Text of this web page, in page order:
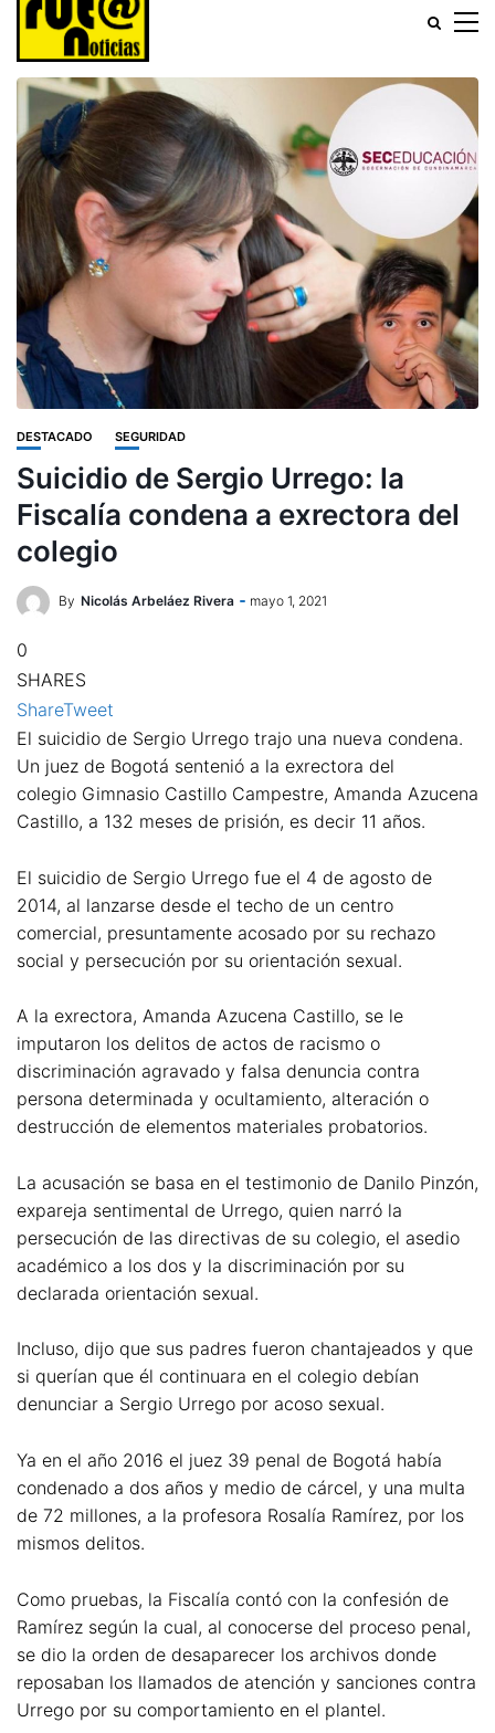
DESTACADO SEGURIDAD
Suicidio de Sergio Urrego: la
Fiscalía condena a exrectora del
colegio
By Nicolás Arbeláez Rivera mayo 1, 2021
0
SHARES
ShareTweet
El suicidio de Sergio Urrego trajo una nueva condena.
Un juez de Bogotá sentenió a la exrectora del
colegio Gimnasio Castillo Campestre, Amanda Azucena
Castillo, a 132 meses de prisión, es decir 11 años.
El suicidio de Sergio Urrego fue el 4 de agosto de
2014, al lanzarse desde el techo de un centro
comercial, presuntamente acosado por su rechazo
social y persecución por su orientación sexual.
A la exrectora, Amanda Azucena Castillo, se le
imputaron los delitos de actos de racismo o
discriminación agravado y falsa denuncia contra
persona determinada y ocultamiento, alteración o
destrucción de elementos materiales probatorios.
La acusación se basa en el testimonio de Danilo Pinzón,
expareja sentimental de Urrego, quien narró la
persecución de las directivas de su colegio, el asedio
académico a los dos y la discriminación por su
declarada orientación sexual.
Incluso, dijo que sus padres fueron chantajeados y que
si querían que él continuara en el colegio debían
denunciar a Sergio Urrego por acoso sexual.
Ya en el año 2016 el juez 39 penal de Bogotá había
condenado a dos años y medio de cárcel, y una multa
de 72 millones, a la profesora Rosalía Ramírez, por los
mismos delitos.
Como pruebas, la Fiscalía contó con la confesión de
Ramírez según la cual, al conocerse del proceso penal,
se dio la orden de desaparecer los archivos donde
reposaban los llamados de atención y sanciones contra
Urrego por su comportamiento en el plantel.